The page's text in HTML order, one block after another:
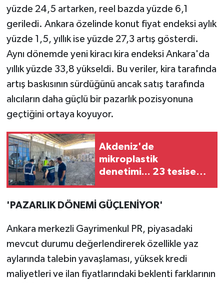
yüzde 24,5 artarken, reel bazda yüzde 6,1
geriledi. Ankara özelinde konut fiyat endeksi aylık
yüzde 1,5, yıllık ise yüzde 27,3 artış gösterdi.
Aynı dönemde yeni kiracı kira endeksi Ankara'da
yıllık yüzde 33,8 yükseldi. Bu veriler, kira tarafında
artış baskısının sürdüğünü ancak satış tarafında
alıcıların daha güçlü bir pazarlık pozisyonuna
geçtiğini ortaya koyuyor.
Akdeniz'de
mikroplastik
denetimi... 23 tesise
'PAZARLIK DÖNEMİ GÜÇLENİYOR'
Ankara merkezli Gayrimenkul PR, piyasadaki
mevcut durumu değerlendirerek özellikle yaz
aylarında talebin yavaşlaması, yüksek kredi
maliyetleri ve ilan fiyatlarındaki beklenti farklarının